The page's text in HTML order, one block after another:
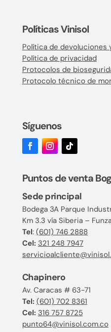
Políticas Vinisol
Política de devoluciones
Política de privacidad
Protocolos de
Protocolo técnico de
Síguenos
Puntos de venta
Sede principal
Bodega 3A Parque
Km 3.3 vía Siberia –
Tel: (601) 746 2888
Cel: 321 248 7947
Chapinero
Av. Caracas # 63-71
Tel: (601) 702 8361
Cel: 316 757 8725
punto64@vinisol.com.co